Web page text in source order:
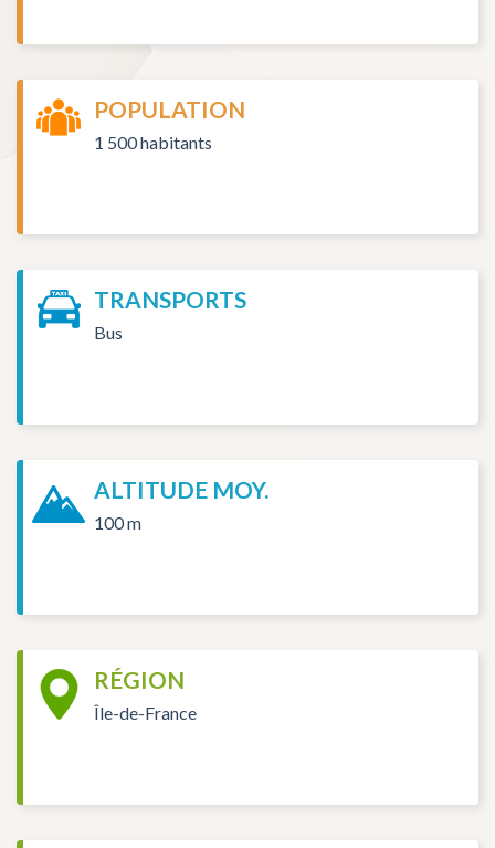
POPULATION
1 500 habitants
TRANSPORTS
Bus
ALTITUDE MOY.
100 m
RÉGION
Île-de-France